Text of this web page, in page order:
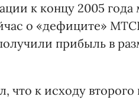
к концу 2005
о «дефиците»
прибыль в
к исходу второго